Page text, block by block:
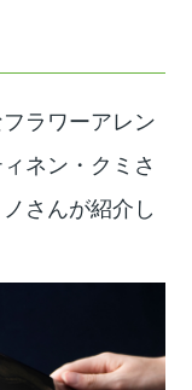
ラワーアレン
ネン・クミさ
さんが紹介し